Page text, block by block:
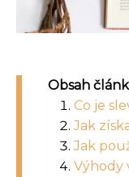
Obsah
Co je
Jak
Jak
Výhody